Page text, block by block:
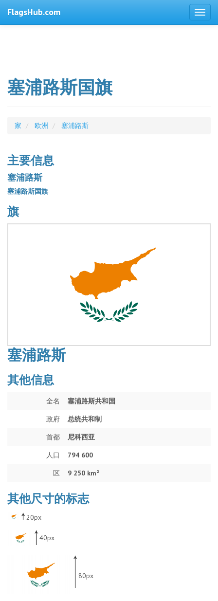
FlagsHub.com
塞浦路斯国旗
家 欧洲 塞浦路斯
主要信息
塞浦路斯
塞浦路斯国旗
旗
塞浦路斯
其他信息
全名 塞浦路斯共和国
政府 总统共和制
首都 尼科西亚
人口 794 600
区 9 250 km²
其他尺寸的标志
20px
40px
80px